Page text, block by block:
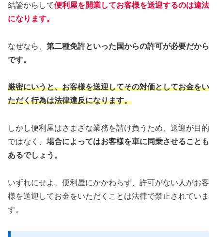
結論からして便利屋を開業してお客様を送迎するのは違法
になります。
なぜなら、 第二種免許といった国からの許可が必要だから
です。
厳密にいうと、お客様を送迎してその対価としてお金をい
ただく行為は法律違反になります。
しかし便利屋はさまざな業務を請け負うため、送迎が目的
ではなく、 場合によってはお客様を車に同乗させることも
あるでしょう。
いずれにせよ、便利屋にかかわらず、許可がない人がお客
様を送迎してお金をいただくことは法律で禁止されていま
す。